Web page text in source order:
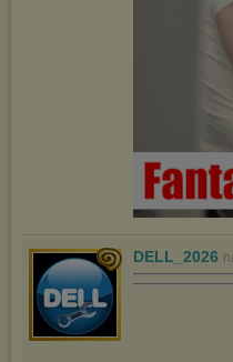
DELL_2026